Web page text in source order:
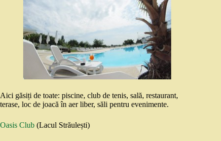
Aici găsiți de toate: piscine, club de tenis, sală, restaurant,
terase, loc de joacă în aer liber, săli pentru evenimente.
Oasis Club (Lacul Străulești)